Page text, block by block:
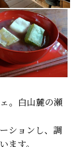
。白山麓の瀬
ションし、調
ます。